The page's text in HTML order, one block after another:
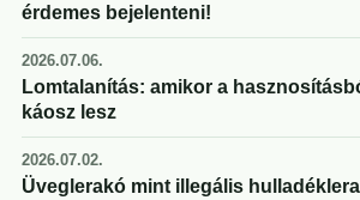
érdemes bejelenteni!
2026.07.06.
Lomtalanítás: amikor a
káosz lesz
2026.07.02.
Üveglerakó mint illegális